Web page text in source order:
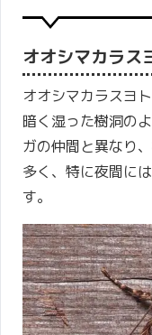
オオシマカラス
オオシマカラスヨ
暗く湿った樹洞の
ガの仲間と異なり
多く、特に夜間に
す。